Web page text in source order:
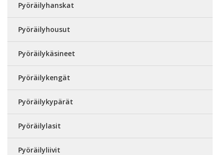
Pyöräilyhanskat
Pyöräilyhousut
Pyöräilykäsineet
Pyöräilykengät
Pyöräilykypärät
Pyöräilylasit
Pyöräilyliivit